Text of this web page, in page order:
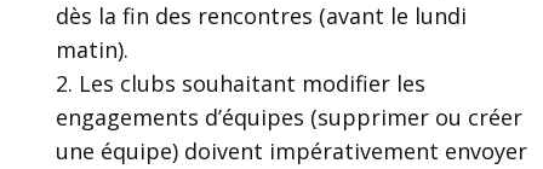
dès la fin des rencontres (avant le lundi
matin).
Les clubs souhaitant modifier les
engagements d’équipes (supprimer ou créer
une équipe) doivent impérativement envoyer